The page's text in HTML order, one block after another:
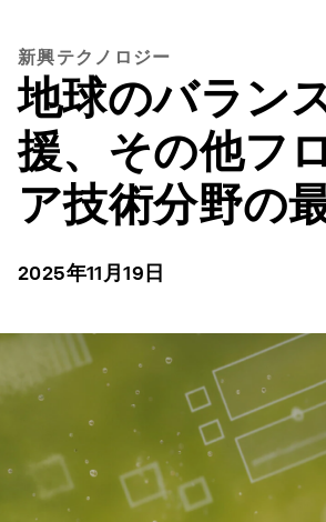
新興テクノロジー
地球のバラン
援、その他フ
ア技術分野の
2025年11月19日